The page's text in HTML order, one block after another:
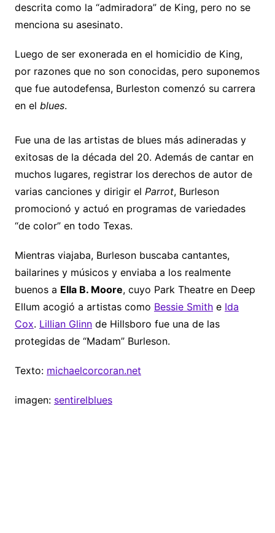
descrita como la “admiradora” de King, pero no se
menciona su asesinato.
Luego de ser exonerada en el homicidio de King,
por razones que no son conocidas, pero suponemos
que fue autodefensa, Burleston comenzó su carrera
en el blues.
Fue una de las artistas de blues más adineradas y
exitosas de la década del 20. Además de cantar en
muchos lugares, registrar los derechos de autor de
varias canciones y dirigir el Parrot, Burleson
promocionó y actuó en programas de variedades
“de color” en todo Texas.
Mientras viajaba, Burleson buscaba cantantes,
bailarines y músicos y enviaba a los realmente
buenos a Ella B. Moore, cuyo Park Theatre en Deep
Ellum acogió a artistas como Bessie Smithe Ida
Cox. Lillian Glinnde Hillsboro fue una de las
protegidas de “Madam” Burleson.
Texto: michaelcorcoran.net
imagen: sentirelblues